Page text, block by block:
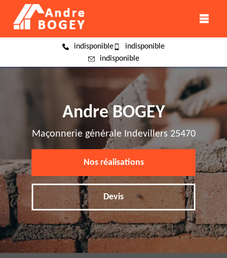
indisponible
indisponible
indisponible
Andre BOGEY
Maçonnerie générale Indevillers 25470
Nos réalisations
Devis